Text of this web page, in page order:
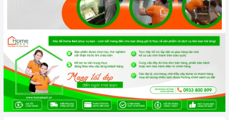
à một công nghệ nấu nướng tiên tiến và an
toàn, nhưng đôi khi có thể xảy ra tình trạng bếp từ bị rò
điện, gây nguy hiểm.